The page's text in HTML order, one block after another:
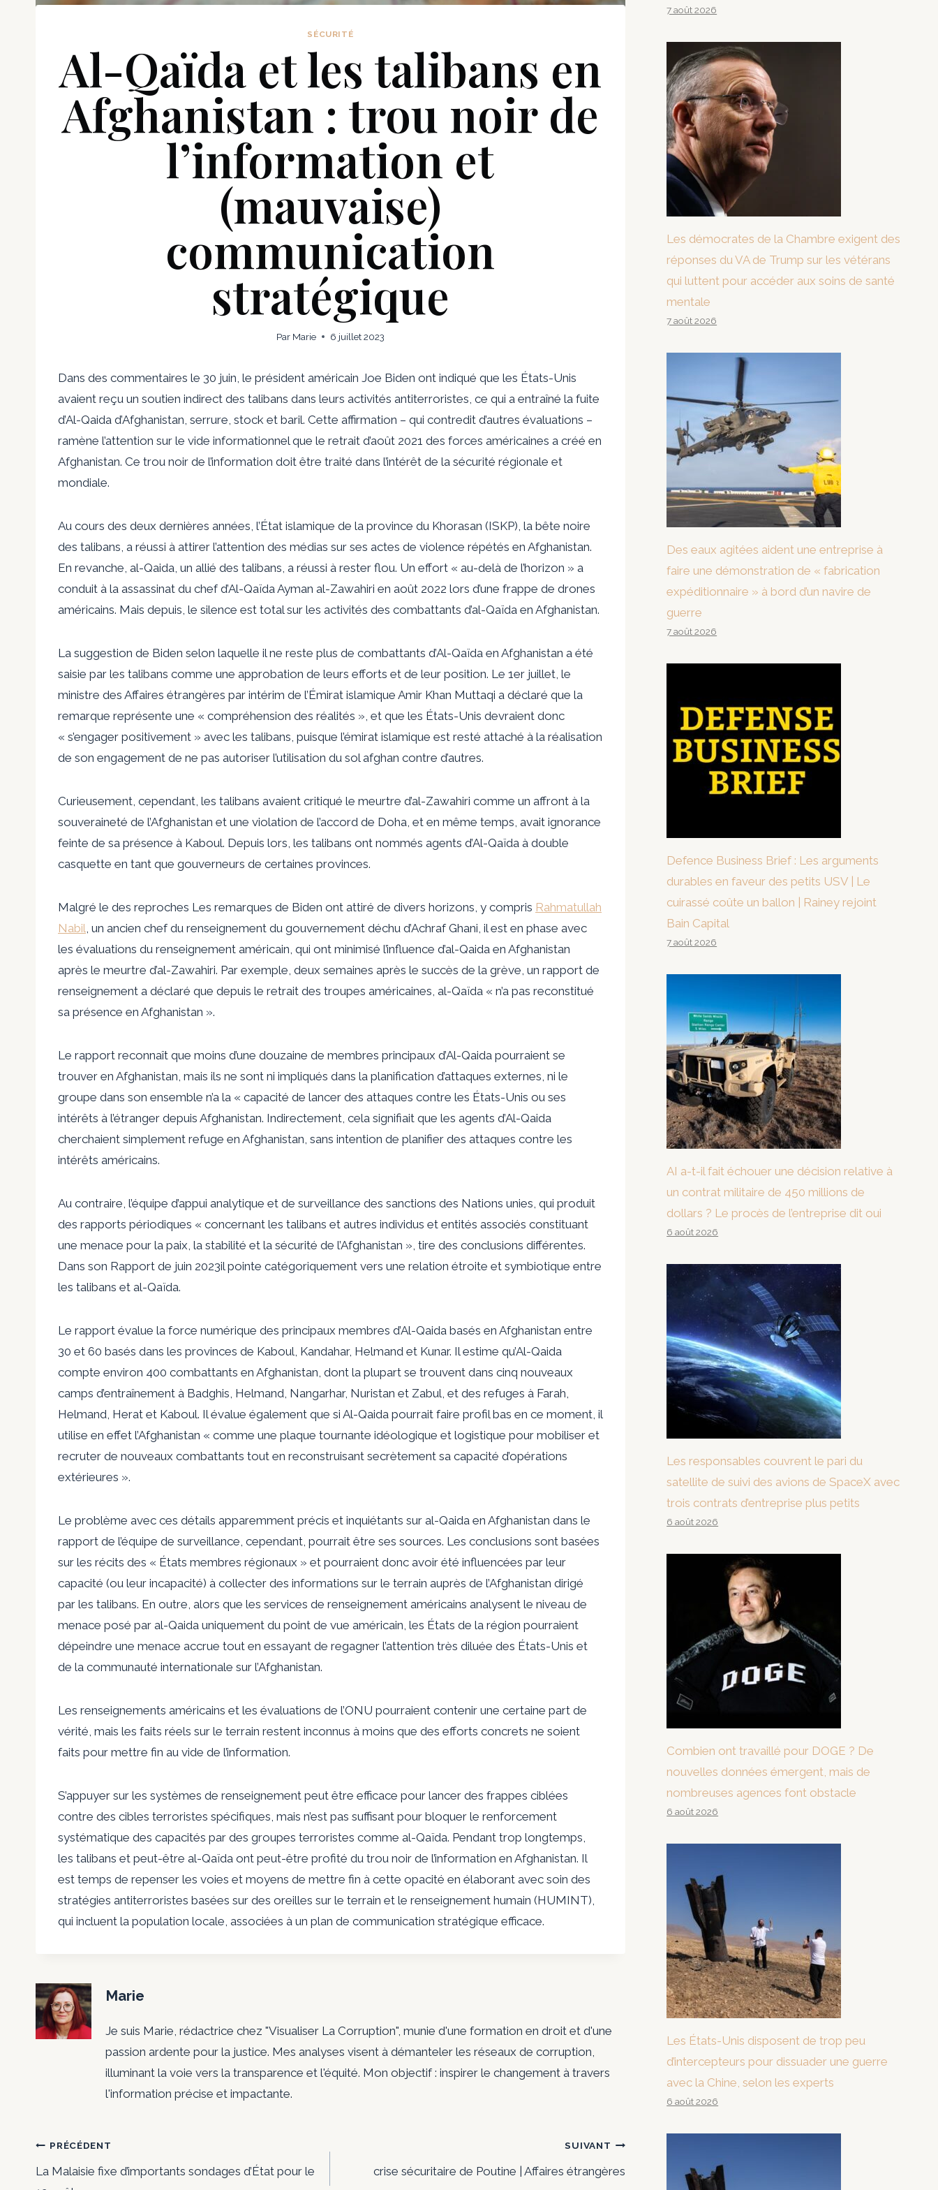
SÉCURITÉ
Al-Qaïda et les talibans en
Afghanistan : trou noir de
l’information et
(mauvaise)
communication
stratégique
Par Marie 6 juillet 2023
Dans des commentaires le 30 juin, le président américain Joe Biden ont indiqué que les États-Unis
avaient reçu un soutien indirect des talibans dans leurs activités antiterroristes, ce qui a entraîné la fuite
d’Al-Qaida d’Afghanistan, serrure, stock et baril. Cette affirmation – qui contredit d’autres évaluations –
ramène l’attention sur le vide informationnel que le retrait d’août 2021 des forces américaines a créé en
Afghanistan. Ce trou noir de l’information doit être traité dans l’intérêt de la sécurité régionale et
mondiale.
Au cours des deux dernières années, l’État islamique de la province du Khorasan (ISKP), la bête noire
des talibans, a réussi à attirer l’attention des médias sur ses actes de violence répétés en Afghanistan.
En revanche, al-Qaida, un allié des talibans, a réussi à rester flou. Un effort « au-delà de l’horizon » a
conduit à la assassinat du chef d’Al-Qaïda Ayman al-Zawahiri en août 2022 lors d’une frappe de drones
américains. Mais depuis, le silence est total sur les activités des combattants d’al-Qaïda en Afghanistan.
La suggestion de Biden selon laquelle il ne reste plus de combattants d’Al-Qaïda en Afghanistan a été
saisie par les talibans comme une approbation de leurs efforts et de leur position. Le 1er juillet, le
ministre des Affaires étrangères par intérim de l’Émirat islamique Amir Khan Muttaqi a déclaré que la
remarque représente une « compréhension des réalités », et que les États-Unis devraient donc
« s’engager positivement » avec les talibans, puisque l’émirat islamique est resté attaché à la réalisation
de son engagement de ne pas autoriser l’utilisation du sol afghan contre d’autres.
Curieusement, cependant, les talibans avaient critiqué le meurtre d’al-Zawahiri comme un affront à la
souveraineté de l’Afghanistan et une violation de l’accord de Doha, et en même temps, avait ignorance
feinte de sa présence à Kaboul. Depuis lors, les talibans ont nommés agents d’Al-Qaïda à double
casquette en tant que gouverneurs de certaines provinces.
Malgré le des reproches Les remarques de Biden ont attiré de divers horizons, y compris Rahmatullah
Nabil , un ancien chef du renseignement du gouvernement déchu d’Achraf Ghani, il est en phase avec
les évaluations du renseignement américain, qui ont minimisé l’influence d’al-Qaida en Afghanistan
après le meurtre d’al-Zawahiri. Par exemple, deux semaines après le succès de la grève, un rapport de
renseignement a déclaré que depuis le retrait des troupes américaines, al-Qaïda « n’a pas reconstitué
sa présence en Afghanistan ».
Le rapport reconnaît que moins d’une douzaine de membres principaux d’Al-Qaida pourraient se
trouver en Afghanistan, mais ils ne sont ni impliqués dans la planification d’attaques externes, ni le
groupe dans son ensemble n’a la « capacité de lancer des attaques contre les États-Unis ou ses
intérêts à l’étranger depuis Afghanistan. Indirectement, cela signifiait que les agents d’Al-Qaida
cherchaient simplement refuge en Afghanistan, sans intention de planifier des attaques contre les
intérêts américains.
Au contraire, l’équipe d’appui analytique et de surveillance des sanctions des Nations unies, qui produit
des rapports périodiques « concernant les talibans et autres individus et entités associés constituant
une menace pour la paix, la stabilité et la sécurité de l’Afghanistan », tire des conclusions différentes.
Dans son Rapport de juin 2023il pointe catégoriquement vers une relation étroite et symbiotique entre
les talibans et al-Qaïda.
Le rapport évalue la force numérique des principaux membres d’Al-Qaida basés en Afghanistan entre
30 et 60 basés dans les provinces de Kaboul, Kandahar, Helmand et Kunar. Il estime qu’Al-Qaida
compte environ 400 combattants en Afghanistan, dont la plupart se trouvent dans cinq nouveaux
camps d’entraînement à Badghis, Helmand, Nangarhar, Nuristan et Zabul, et des refuges à Farah,
Helmand, Herat et Kaboul. Il évalue également que si Al-Qaida pourrait faire profil bas en ce moment, il
utilise en effet l’Afghanistan « comme une plaque tournante idéologique et logistique pour mobiliser et
recruter de nouveaux combattants tout en reconstruisant secrètement sa capacité d’opérations
extérieures ».
Le problème avec ces détails apparemment précis et inquiétants sur al-Qaida en Afghanistan dans le
rapport de l’équipe de surveillance, cependant, pourrait être ses sources. Les conclusions sont basées
sur les récits des « États membres régionaux » et pourraient donc avoir été influencées par leur
capacité (ou leur incapacité) à collecter des informations sur le terrain auprès de l’Afghanistan dirigé
par les talibans. En outre, alors que les services de renseignement américains analysent le niveau de
menace posé par al-Qaida uniquement du point de vue américain, les États de la région pourraient
dépeindre une menace accrue tout en essayant de regagner l’attention très diluée des États-Unis et
de la communauté internationale sur l’Afghanistan.
Les renseignements américains et les évaluations de l’ONU pourraient contenir une certaine part de
vérité, mais les faits réels sur le terrain restent inconnus à moins que des efforts concrets ne soient
faits pour mettre fin au vide de l’information.
S’appuyer sur les systèmes de renseignement peut être efficace pour lancer des frappes ciblées
contre des cibles terroristes spécifiques, mais n’est pas suffisant pour bloquer le renforcement
systématique des capacités par des groupes terroristes comme al-Qaïda. Pendant trop longtemps,
les talibans et peut-être al-Qaïda ont peut-être profité du trou noir de l’information en Afghanistan. Il
est temps de repenser les voies et moyens de mettre fin à cette opacité en élaborant avec soin des
stratégies antiterroristes basées sur des oreilles sur le terrain et le renseignement humain (HUMINT),
qui incluent la population locale, associées à un plan de communication stratégique efficace.
Marie
Je suis Marie, rédactrice chez "Visualiser La Corruption", munie d'une formation en droit et d'une
passion ardente pour la justice. Mes analyses visent à démanteler les réseaux de corruption,
illuminant la voie vers la transparence et l'équité. Mon objectif : inspirer le changement à travers
l'information précise et impactante.
Navigation
PRÉCÉDENT
La Malaisie fixe d’importants sondages d’État pour le
SUIVANT
crise sécuritaire de Poutine | Affaires étrangères
7 août 2026
Les démocrates de la Chambre exigent des
réponses du VA de Trump sur les vétérans
qui luttent pour accéder aux soins de santé
mentale
7 août 2026
Des eaux agitées aident une entreprise à
faire une démonstration de « fabrication
expéditionnaire » à bord d’un navire de
guerre
7 août 2026
Defence Business Brief : Les arguments
durables en faveur des petits USV | Le
cuirassé coûte un ballon | Rainey rejoint
Bain Capital
7 août 2026
AI a-t-il fait échouer une décision relative à
un contrat militaire de 450 millions de
dollars ? Le procès de l’entreprise dit oui
6 août 2026
Les responsables couvrent le pari du
satellite de suivi des avions de SpaceX avec
trois contrats d’entreprise plus petits
6 août 2026
Combien ont travaillé pour DOGE ? De
nouvelles données émergent, mais de
nombreuses agences font obstacle
6 août 2026
Les États-Unis disposent de trop peu
d’intercepteurs pour dissuader une guerre
avec la Chine, selon les experts
6 août 2026